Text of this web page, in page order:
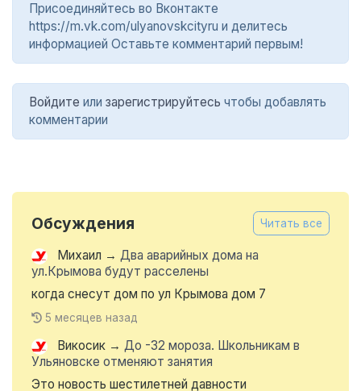
Присоединяйтесь во Вконтакте
https://m.vk.com/ulyanovskcityru и делитесь
информацией Оставьте комментарий первым!
Войдите или зарегистрируйтесь чтобы добавлять
комментарии
Обсуждения Читать все
Михаил → Два аварийных дома на
ул.Крымова будут расселены
когда снесут дом по ул Крымова дом 7
5 месяцев назад
Викосик → До -32 мороза. Школьникам в
Ульяновске отменяют занятия
Это новость шестилетней давности